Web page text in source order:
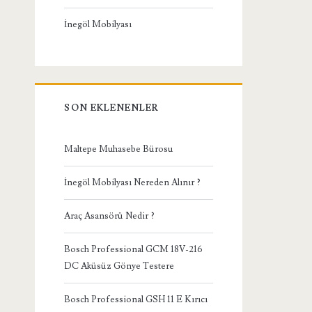
İnegöl Mobilyası
SON EKLENENLER
Maltepe Muhasebe Bürosu
İnegöl Mobilyası Nereden Alınır ?
Araç Asansörü Nedir ?
Bosch Professional GCM 18V-216
DC Aküsüz Gönye Testere
Bosch Professional GSH 11 E Kırıcı